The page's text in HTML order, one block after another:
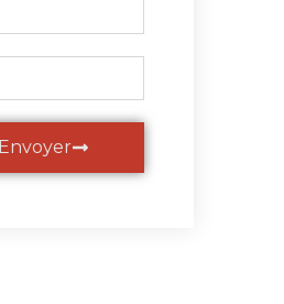
Envoyer